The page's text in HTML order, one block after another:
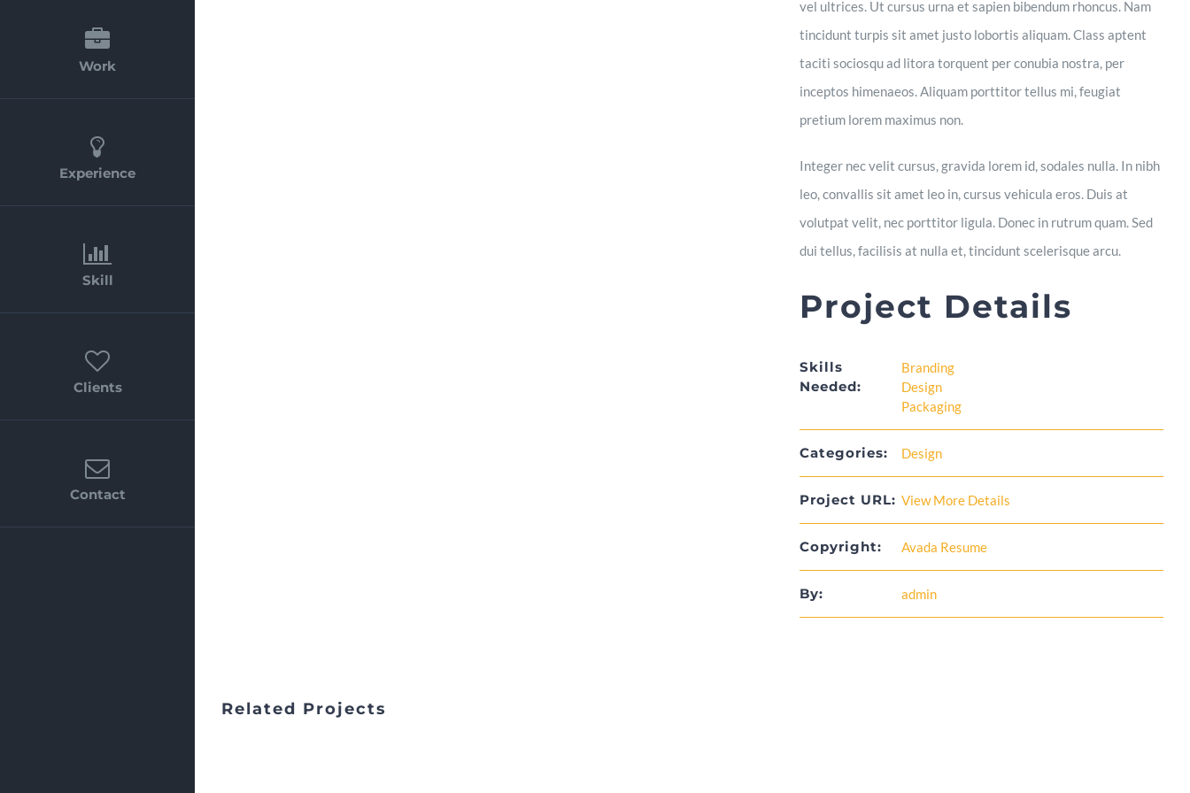
Work
Experience
Skill
Clients
Contact
vel ultrices. Ut cursus urna et sapien bibendum rhoncus. Nam
tincidunt turpis sit amet justo lobortis aliquam. Class aptent
taciti sociosqu ad litora torquent per conubia nostra, per
inceptos himenaeos. Aliquam porttitor tellus mi, feugiat
pretium lorem maximus non.
Integer nec velit cursus, gravida lorem id, sodales nulla. In nibh
leo, convallis sit amet leo in, cursus vehicula eros. Duis at
volutpat velit, nec porttitor ligula. Donec in rutrum quam. Sed
dui tellus, facilisis at nulla et, tincidunt scelerisque arcu.
Project Details
Skills
Needed:
Branding
Design
Packaging
Categories: Design
Project URL: View More Details
Copyright: Avada Resume
By: admin
Related Projects